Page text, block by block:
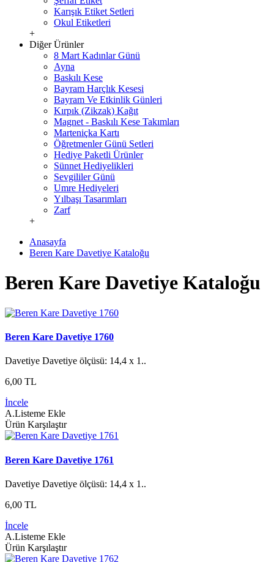
Karışık Etiket Setleri
Okul Etiketleri
+
Diğer Ürünler
8 Mart Kadınlar Günü
Ayna
Baskılı Kese
Bayram Harçlık Kesesi
Bayram Ve Etkinlik Günleri
Kırpık (Zikzak) Kağıt
Magnet - Baskılı Kese Takımları
Marteniçka Kartı
Öğretmenler Günü Setleri
Hediye Paketli Ürünler
Sünnet Hediyelikleri
Sevgililer Günü
Umre Hediyeleri
Yılbaşı Tasarımları
Zarf
+
Anasayfa
Beren Kare Davetiye Kataloğu
Beren Kare Davetiye Kataloğu
Beren Kare Davetiye 1760
Davetiye Davetiye ölçüsü: 14,4 x 1..
6,00 TL
İncele
A.Listeme Ekle
Ürün Karşılaştır
Beren Kare Davetiye 1761
Davetiye Davetiye ölçüsü: 14,4 x 1..
6,00 TL
İncele
A.Listeme Ekle
Ürün Karşılaştır